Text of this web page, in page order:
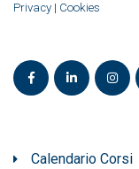
Privacy | Cookies
Calendario Corsi